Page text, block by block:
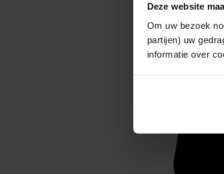
Deze website
Om uw bezoek
partijen) uw
informatie over